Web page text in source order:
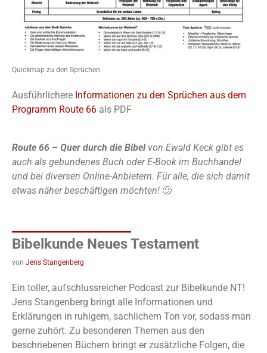
Quickmap zu den Sprüchen
Ausführlichere Informationen zu den Sprüchen aus dem
Programm Route 66 als PDF
Route 66 – Quer durch die Bibel von Ewald Keck gibt es
auch als gebundenes Buch oder E-Book im Buchhandel
und bei diversen Online-Anbietern. Für alle, die sich damit
etwas näher beschäftigen möchten! 🙂
Bibelkunde Neues Testament
von Jens Stangenberg
Ein toller, aufschlussreicher Podcast zur Bibelkunde NT!
Jens Stangenberg bringt alle Informationen und
Erklärungen in ruhigem, sachlichem Ton vor, sodass man
gerne zuhört. Zu besonderen Themen aus den
beschriebenen Büchern bringt er zusätzliche Folgen, die